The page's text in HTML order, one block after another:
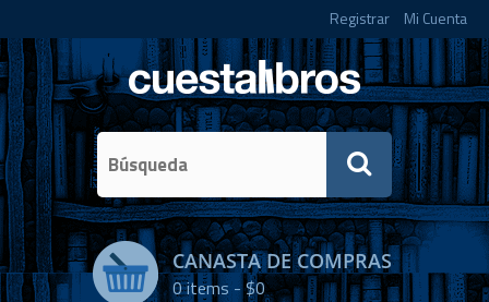
Registrar Mi Cuenta
CANASTA DE COMPRAS
0items -$0